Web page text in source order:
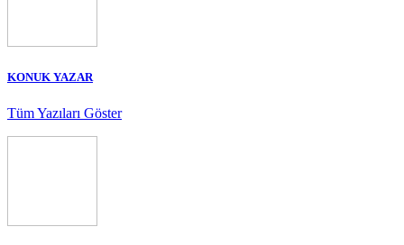
KONUK YAZAR
Tüm Yazıları Göster